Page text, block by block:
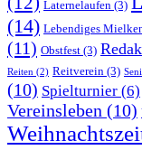
Laternelaufen (3)
(14) Lebendiges
(11) Obstfest (3)
Reiten (2) Reitverein (3)
(10) Spielturnier (6)
Vereinsleben (10)